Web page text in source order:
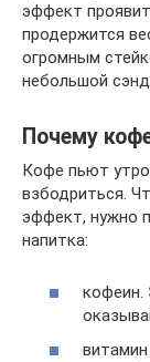
эффект
продержится
огромным
небольшой
Почему
Кофе пьют
взбодриться.
эффект, нужно
напитка: